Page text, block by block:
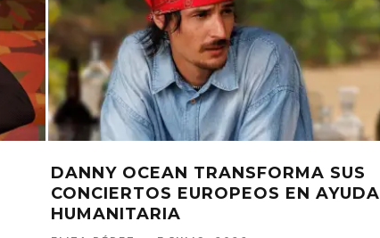
DANNY OCEAN TRANSFORMA SUS
CONCIERTOS EUROPEOS EN AYUDA
HUMANITARIA